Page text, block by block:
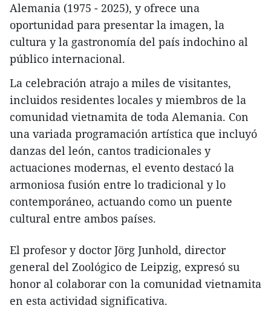
Alemania (1975 - 2025), y ofrece una
oportunidad para presentar la imagen, la
cultura y la gastronomía del país indochino al
público internacional.
La celebración atrajo a miles de visitantes,
incluidos residentes locales y miembros de la
comunidad vietnamita de toda Alemania. Con
una variada programación artística que incluyó
danzas del león, cantos tradicionales y
actuaciones modernas, el evento destacó la
armoniosa fusión entre lo tradicional y lo
contemporáneo, actuando como un puente
cultural entre ambos países.
El profesor y doctor Jörg Junhold, director
general del Zoológico de Leipzig, expresó su
honor al colaborar con la comunidad vietnamita
en esta actividad significativa.